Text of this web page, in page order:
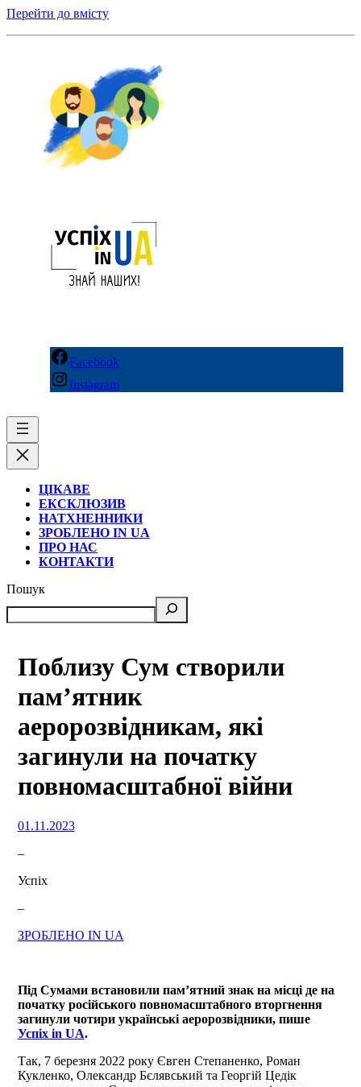
Перейти до вмісту
Facebook
Instagram
ЦІКАВЕ
ЕКСКЛЮЗИВ
НАТХНЕННИКИ
ЗРОБЛЕНО IN UA
ПРО НАС
КОНТАКТИ
Пошук
Поблизу Сум створили
пам’ятник
аеророзвідникам, які
загинули на початку
повномасштабної війни
01.11.2023
–
Успіх
–
ЗРОБЛЕНО IN UA
Під Сумами встановили пам’ятний знак на місці де на
початку російського повномасштабного вторгнення
загинули чотири українські аеророзвідники, пише
Успіх in UA.
Так, 7 березня 2022 року Євген Степаненко, Роман
Кукленко, Олександр Бєлявський та Георгій Цедік